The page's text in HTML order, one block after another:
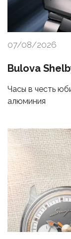
07/08/2026
Bulova
Часы в честь
алюминия